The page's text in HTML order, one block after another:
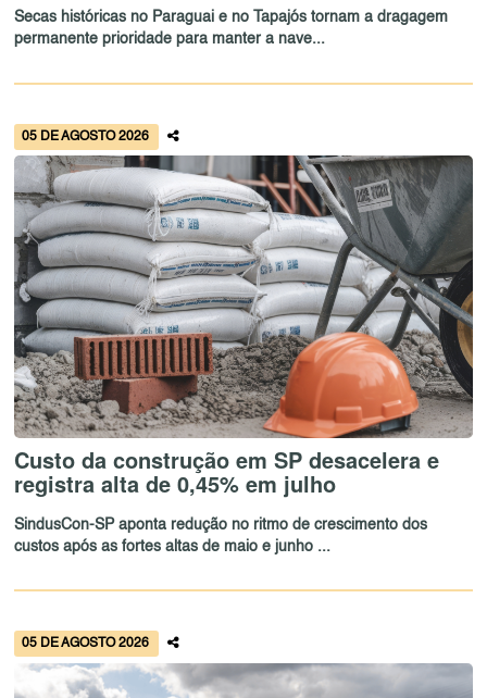
Secas históricas no Paraguai e no Tapajós tornam a dragagem
permanente prioridade para manter a nave...
05 DE AGOSTO 2026
Custo da construção em SP desacelera e
registra alta de 0,45% em julho
SindusCon-SP aponta redução no ritmo de crescimento dos
custos após as fortes altas de maio e junho ...
05 DE AGOSTO 2026